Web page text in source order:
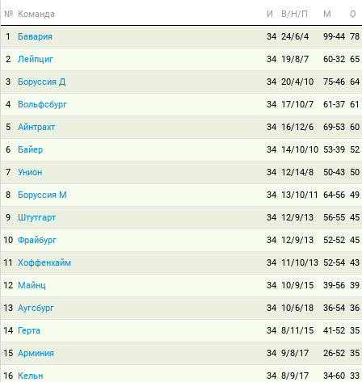
№ Команда И В/Н/П М О
1 Бавария 34 24/6/4 99-44 78
2 Лейпциг 34 19/8/7 60-32 65
3 Боруссия Д 34 20/4/10 75-46 64
4 Вольфсбург 34 17/10/7 61-37 61
5 Айнтрахт 34 16/12/6 69-53 60
6 Байер 34 14/10/10 53-39 52
7 Унион 34 12/14/8 50-43 50
8 Боруссия М 34 13/10/11 64-56 49
9 Штутгарт 34 12/9/13 56-55 45
10 Фрайбург 34 12/9/13 52-52 45
11 Хоффенхайм 34 11/10/13 52-54 43
12 Майнц 34 10/9/15 39-56 39
13 Аугсбург 34 10/6/18 36-54 36
14 Герта 34 8/11/15 41-52 35
15 Арминия 34 9/8/17 26-52 35
16 Кельн 34 8/9/17 34-60 33